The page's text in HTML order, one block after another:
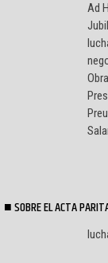
Ad
SOBRE EL ACTA